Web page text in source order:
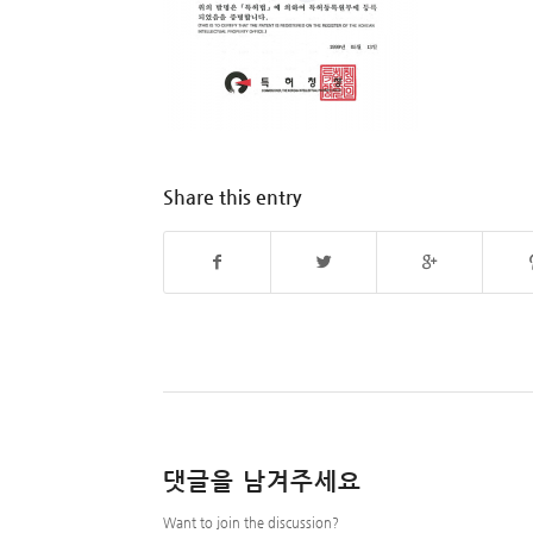
Share this entry
댓글을 남겨주세요
Want to join the discussion?